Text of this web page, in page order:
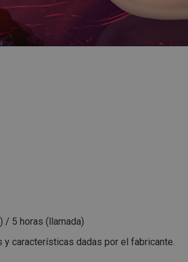
/ 5 horas (llamada)
características dadas por el fabricante.